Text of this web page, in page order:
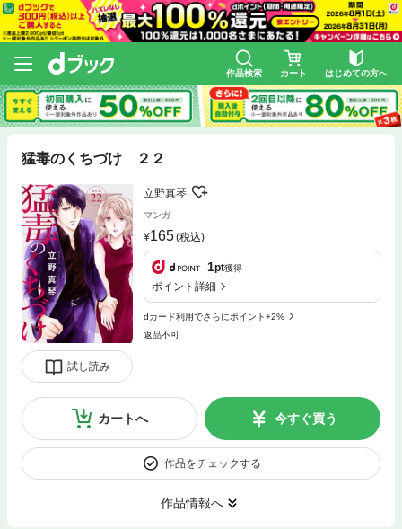
作品検索 カート はじめての方へ
猛毒のくちづけ ２２
試し読み
立野真琴
マンガ
165(税込)
1pt獲得
ポイント詳細
dカード利用でさらにポイント+2%
返品不可
カートへ 今すぐ買う
作品をチェックする
作品情報へ